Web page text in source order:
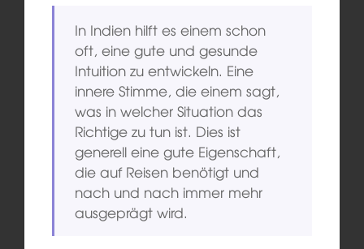
In Indien hilft es einem schon
oft, eine gute und gesunde
Intuition zu entwickeln. Eine
innere Stimme, die einem sagt,
was in welcher Situation das
Richtige zu tun ist. Dies ist
generell eine gute Eigenschaft,
die auf Reisen benötigt und
nach und nach immer mehr
ausgeprägt wird.